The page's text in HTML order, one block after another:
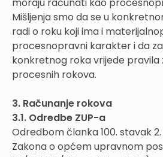
Mišljenja smo da se u
radi o roku koji ima i
procesnopravni karakter i da
konkretnog roka vrijede pravila
procesnih rokova.
3. Računanje rokova
3.1. Odredbe ZUP-a
Odredbom članka 100. stavak
Zakona o općem upravnom